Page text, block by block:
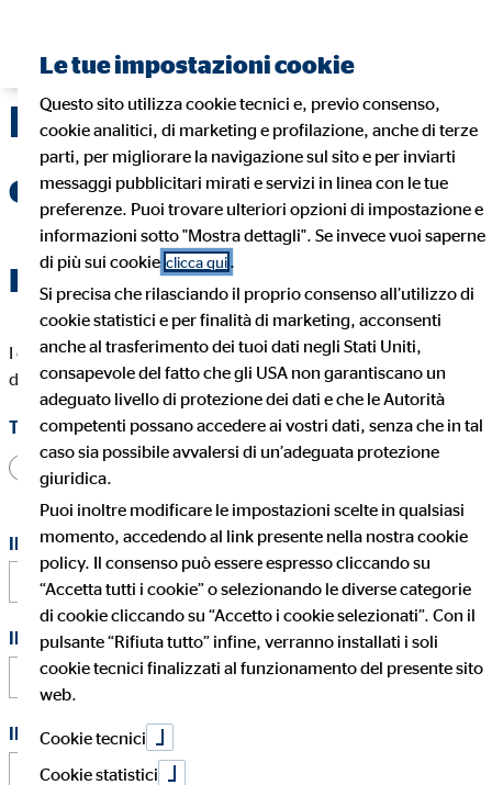
Modulo di
candidatura
Inviare ora la domanda
I campi segnati con * devono essere compilati per permetterci
di elaborare la tua domanda.
Titolo
Sig. Altro
Il tuo nome*
Il tuo cognome*
Il tuo indirizzo e-mail
Le tue impostazioni cookie
Questo sito utilizza cookie tecnici e, previo consenso,
cookie analitici, di marketing e profilazione, anche di terze
parti, per migliorare la navigazione sul sito e per inviarti
messaggi pubblicitari mirati e servizi in linea con le tue
preferenze. Puoi trovare ulteriori opzioni di impostazione e
informazioni sotto "Mostra dettagli". Se invece vuoi saperne
di più sui cookie clicca qui .
Si precisa che rilasciando il proprio consenso all’utilizzo di
cookie statistici e per finalità di marketing, acconsenti
anche al trasferimento dei tuoi dati negli Stati Uniti,
consapevole del fatto che gli USA non garantiscano un
adeguato livello di protezione dei dati e che le Autorità
competenti possano accedere ai vostri dati, senza che in tal
caso sia possibile avvalersi di un’adeguata protezione
giuridica.
Puoi inoltre modificare le impostazioni scelte in qualsiasi
momento, accedendo al link presente nella nostra cookie
policy. Il consenso può essere espresso cliccando su
“Accetta tutti i cookie” o selezionando le diverse categorie
di cookie cliccando su “Accetto i cookie selezionati”. Con il
pulsante “Rifiuta tutto” infine, verranno installati i soli
cookie tecnici finalizzati al funzionamento del presente sito
web.
Cookie tecnici
Cookie statistici